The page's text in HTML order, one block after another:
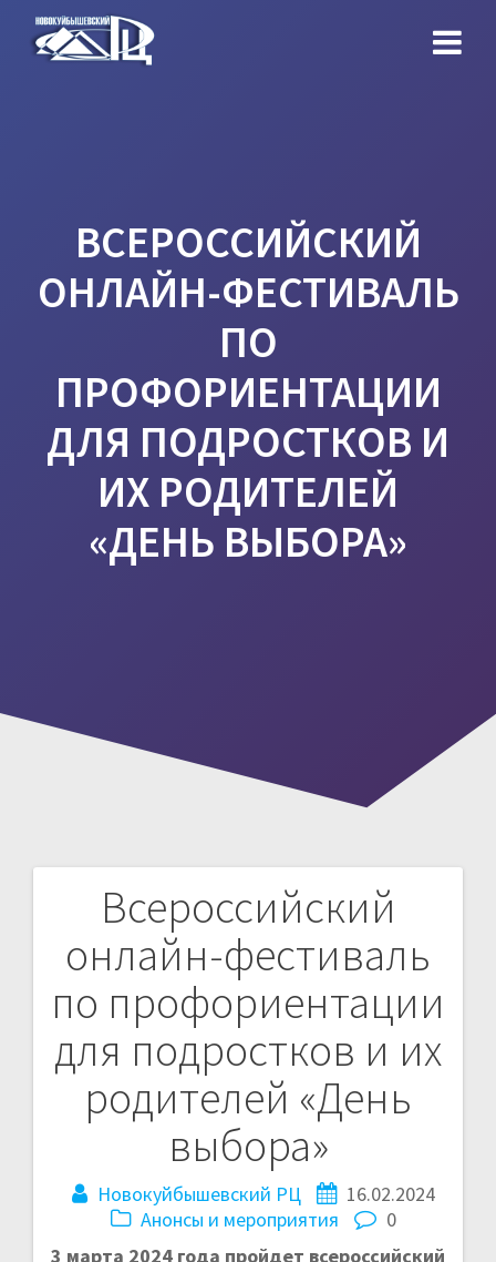
ВСЕРОССИЙСКИЙ
ОНЛАЙН-ФЕСТИВАЛЬ
ПО
ПРОФОРИЕНТАЦИИ
ДЛЯ ПОДРОСТКОВ И
ИХ РОДИТЕЛЕЙ
«ДЕНЬ ВЫБОРА»
Всероссийский
онлайн-фестиваль
по профориентации
для подростков и их
родителей «День
выбора»
Новокуйбышевский РЦ
16.02.2024
Анонсы и мероприятия
0
3 марта 2024 года пройдет всероссийский
Навигация
по
записям